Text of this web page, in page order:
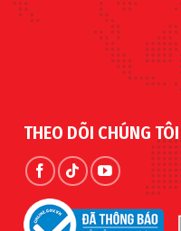
THEO DÕI CHÚNG